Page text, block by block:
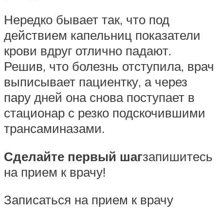
Нередко бывает так, что под
действием капельниц показатели
крови вдруг отлично падают.
Решив, что болезнь отступила, врач
выписывает пациентку, а через
пару дней она снова поступает в
стационар с резко подскочившими
трансаминазами.
Сделайте первый шагзапишитесь
на прием к врачу!
Записаться на прием к врачу